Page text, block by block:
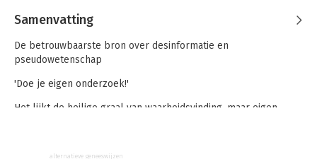
Samenvatting
De betrouwbaarste bron over desinformatie en
pseudowetenschap
'Doe je eigen onderzoek!'
Het lijkt de heilige graal van waarheidsvinding, maar eigen
alternatieve geneeswijzen